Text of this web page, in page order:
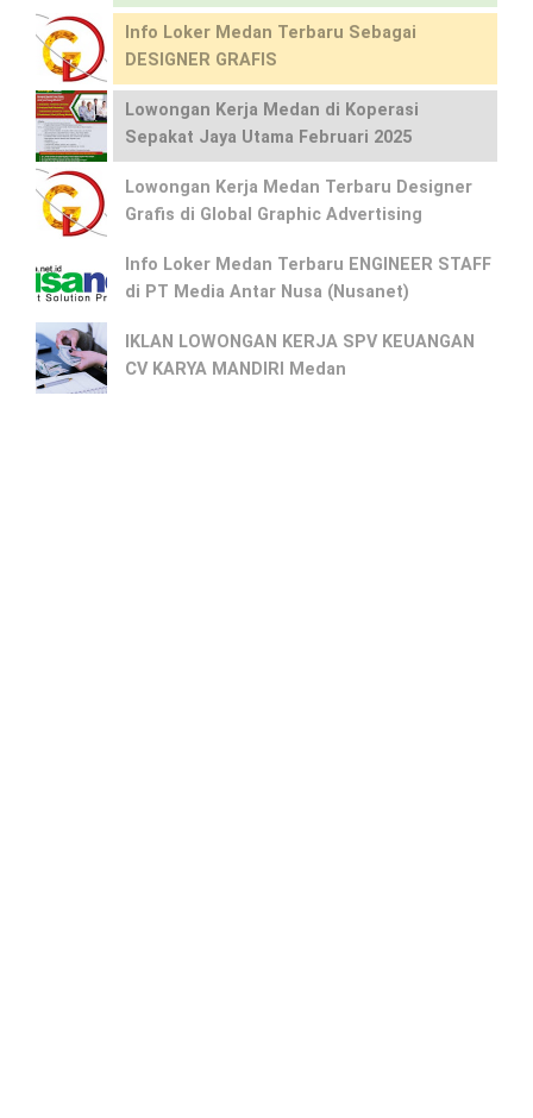
Info Loker Medan Terbaru Sebagai
DESIGNER GRAFIS
Lowongan Kerja Medan di Koperasi
Sepakat Jaya Utama Februari 2025
Lowongan Kerja Medan Terbaru Designer
Grafis di Global Graphic Advertising
Info Loker Medan Terbaru ENGINEER STAFF
di PT Media Antar Nusa (Nusanet)
IKLAN LOWONGAN KERJA SPV KEUANGAN
CV KARYA MANDIRI Medan